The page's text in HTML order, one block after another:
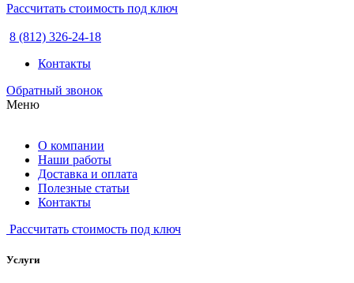
Рассчитать стоимость под ключ
8 (812) 326-24-18
Контакты
Обратный звонок
Меню
О компании
Наши работы
Доставка и оплата
Полезные статьи
Контакты
Рассчитать стоимость под ключ
Услуги